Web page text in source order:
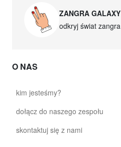
ZANGRA GALAXY
odkryj świat zangra
O NAS
kim jesteśmy?
dołącz do naszego zespołu
skontaktuj się z nami